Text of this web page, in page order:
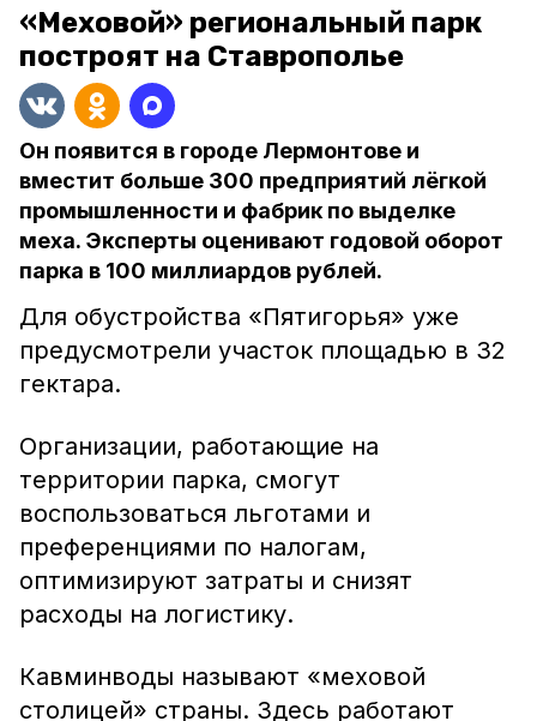
«Меховой» региональный парк
построят на Ставрополье
Он появится в городе Лермонтове и
вместит больше 300 предприятий лёгкой
промышленности и фабрик по выделке
меха. Эксперты оценивают годовой оборот
парка в 100 миллиардов рублей.
Для обустройства «Пятигорья» уже
предусмотрели участок площадью в 32
гектара.
Организации, работающие на
территории парка, смогут
воспользоваться льготами и
преференциями по налогам,
оптимизируют затраты и снизят
расходы на логистику.
Кавминводы называют «меховой
столицей» страны. Здесь работают